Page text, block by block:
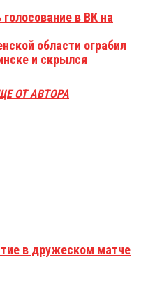
в ВК на
области ограбил
и скрылся
ОТ АВТОРА
в дружеском матче